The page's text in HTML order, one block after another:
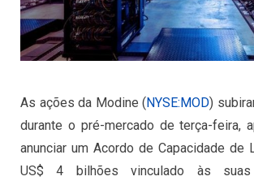
As ações da Modine ( NYSE:MOD)
durante o pré-mercado de terça-feira,
anunciar um Acordo de Capacidade de
US$ 4 bilhões vinculado às